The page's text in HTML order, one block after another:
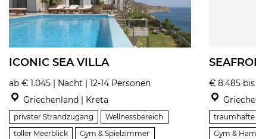
ICONIC SEA VILLA
ab € 1.045 | Nacht | 12-14 Personen
Griechenland | Kreta
privater Strandzugang
Wellnessbereich
toller Meerblick
Gym & Spielzimmer
€ 8.485
traumhafte
Gym &